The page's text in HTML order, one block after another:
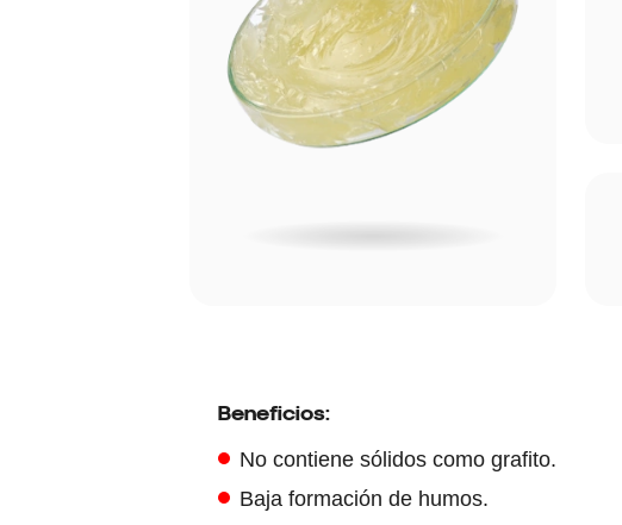
Beneficios:
No contiene sólidos como grafito.
Baja formación de humos.